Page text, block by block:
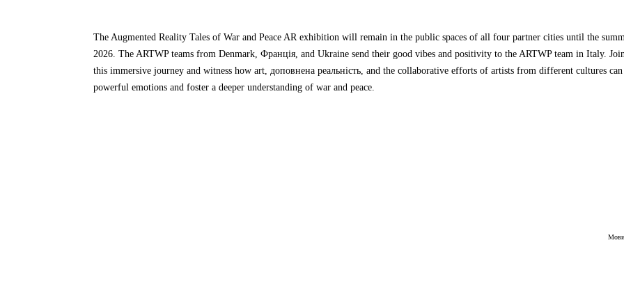
The Augmented Reality Tales of War and Peace AR exhibition will remain in the public spaces of all four partner cities until the
2026.The ARTWP teams from Denmark, Франція,and Ukraine send their good vibes and positivity to the ARTWP team in Italy.
this immersive journey and witness how art, доповнена реальність,and the collaborative efforts of artists from different cultures can
powerful emotions and foster a deeper understanding of war and peace.
Мови